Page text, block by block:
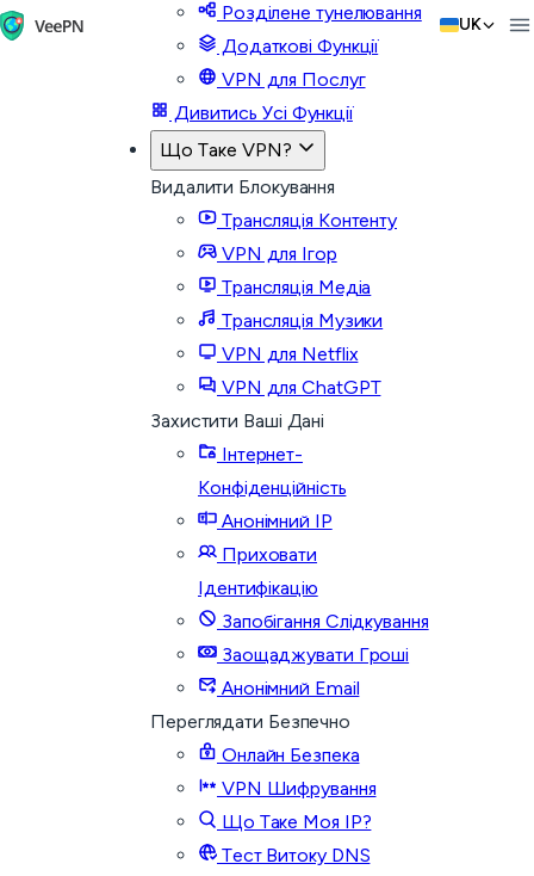
Розділене тунелювання
Додаткові Функції
VPN для Послуг
Дивитись Усі Функції
Що Таке VPN?
Видалити Блокування
Трансляція Контенту
VPN для Ігор
Трансляція Медіа
Трансляція Музики
VPN для Netflix
VPN для ChatGPT
Захистити Ваші Дані
Інтернет-
Конфіденційність
Анонімний IP
Приховати
Ідентифікацію
Запобігання Слідкування
Заощаджувати Гроші
Анонімний Email
Переглядати Безпечно
Онлайн Безпека
VPN Шифрування
Що Таке Моя IP?
Тест Витоку DNS
UK